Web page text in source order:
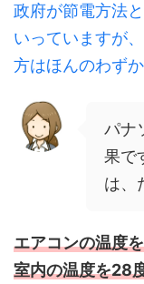
政府が節電方法
いっていますが
方はほんのわずか
パナ
果で
は、
エアコンの温度
室内の温度を28